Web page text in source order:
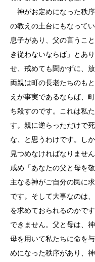
神がお定めになった秩
の教えの土台にもなって
息子があり、父の言うこ
き従わないならば」とあ
せ、戒めても聞かずに、
両親は町の長老たちのも
えが事実であるならば、
ち殺すのです。これは私
す。親に逆らっただけで
な、と思うわけです。し
見つめなければなりませ
戒め「あなたの父と母を
主なる神がご自分の民に
です。そして大事なのは
を求めておられるのかで
できません。父と母は、
母を用いて私たちに命を
めになった秩序があり、